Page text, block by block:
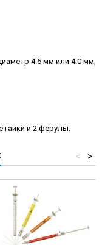
4.6 мм или 4.0 мм,
гайки и 2 ферулы.
>
<